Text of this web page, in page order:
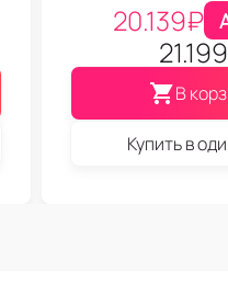
20.139₽
21.199
В
Купить в